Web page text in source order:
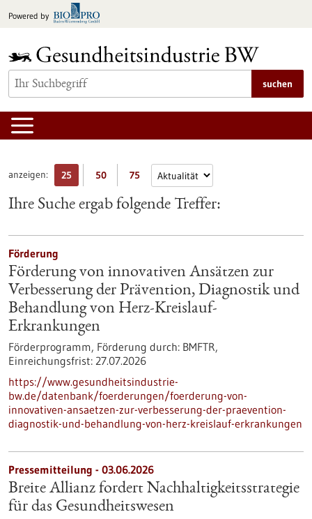
Inhalt
Powered by
suchen
anzeigen: 25 50 75
Ihre Suche ergab folgende Treffer:
Förderung
Förderung von innovativen Ansätzen zur
Verbesserung der Prävention, Diagnostik und
Behandlung von Herz-Kreislauf-
Erkrankungen
Förderprogramm, Förderung durch: BMFTR,
Einreichungsfrist: 27.07.2026
https://www.gesundheitsindustrie-
bw.de/datenbank/foerderungen/foerderung-von-
innovativen-ansaetzen-zur-verbesserung-der-praevention-
diagnostik-und-behandlung-von-herz-kreislauf-erkrankungen
Pressemitteilung - 03.06.2026
Breite Allianz fordert Nachhaltigkeitsstrategie
für das Gesundheitswesen